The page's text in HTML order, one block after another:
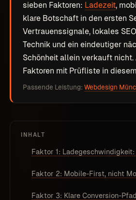
sieben Faktoren: Ladezeit,
klare Botschaft in den ersten
Vertrauenssignale, lokales
Technik und ein eindeutiger
Schönheit allein verkauft
Faktoren mit Prüfliste in
Passende Leistung: Webdesign
INHALT
Faktor 1:
Faktor 2: Mobile-First, nicht
Faktor 3: Klare Conversion-